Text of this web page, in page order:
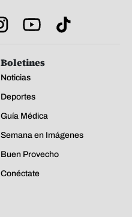
Boletines
Noticias
Deportes
Guía Médica
Semana en Imágenes
Buen Provecho
Conéctate